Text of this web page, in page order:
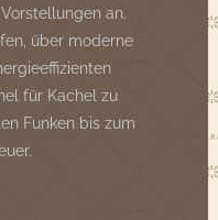
an.
über moderne
für Kachel zu
Funken bis zum